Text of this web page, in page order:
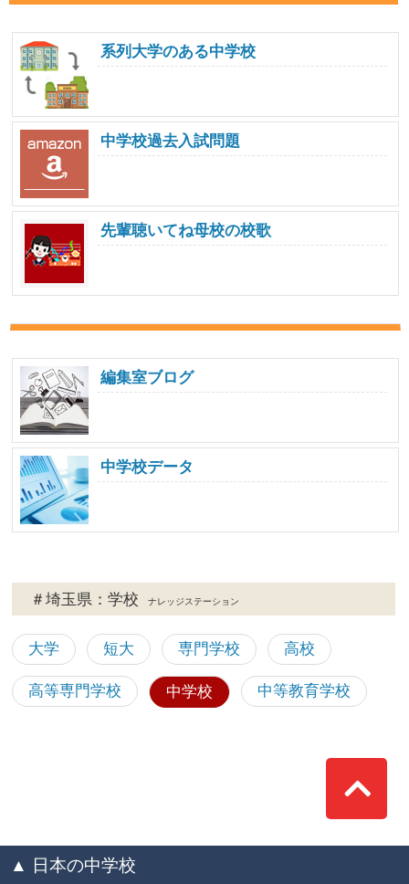
系列大学のある中学校
中学校過去入試問題
先輩聴いてね母校の校歌
編集室ブログ
中学校データ
＃埼玉県：学校 ナレッジステーション
大学 短大 専門学校 高校
高等専門学校 中学校 中等教育学校
Top
▲ 日本の中学校